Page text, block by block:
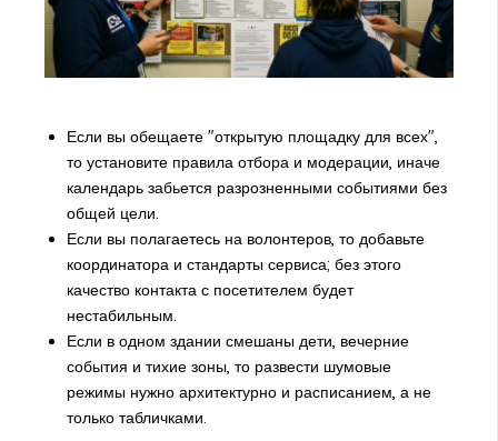
Если вы обещаете "открытую площадку для всех",
то установите правила отбора и модерации, иначе
календарь забьется разрозненными событиями без
общей цели.
Если вы полагаетесь на волонтеров, то добавьте
координатора и стандарты сервиса; без этого
качество контакта с посетителем будет
нестабильным.
Если в одном здании смешаны дети, вечерние
события и тихие зоны, то развести шумовые
режимы нужно архитектурно и расписанием, а не
только табличками.